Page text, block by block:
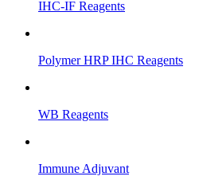
IHC-IF Reagents
Polymer HRP IHC Reagents
WB Reagents
Immune Adjuvant